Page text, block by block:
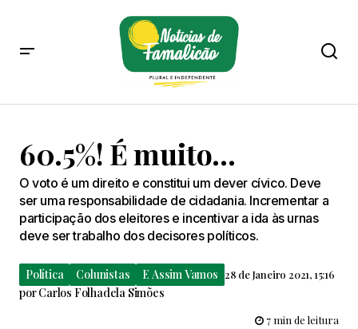
60.5%! É muito…
O voto é um direito e constitui um dever cívico. Deve
ser uma responsabilidade de cidadania. Incrementar a
participação dos eleitores e incentivar a ida às urnas
deve ser trabalho dos decisores políticos.
Política Colunistas E Assim Vamos 28 de Janeiro 2021, 15:16
porCarlos Folhadela Simões
7 min de leitura